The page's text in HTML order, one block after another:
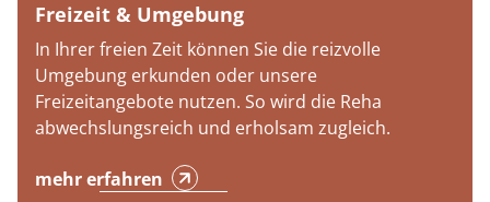
Freizeit & Umgebung
In Ihrer freien Zeit können Sie die reizvolle
Umgebung erkunden oder unsere
Freizeitangebote nutzen. So wird die Reha
abwechslungsreich und erholsam zugleich.
mehr erfahren